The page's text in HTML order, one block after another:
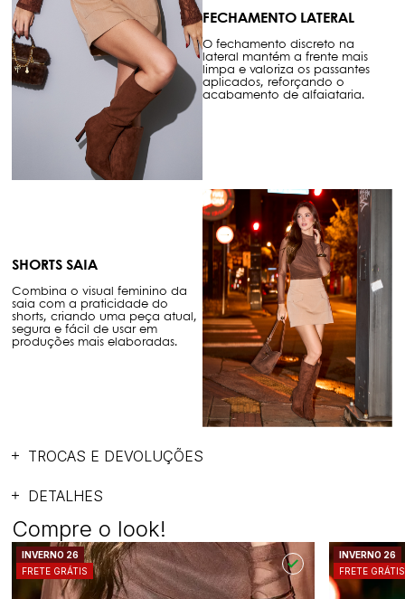
FECHAMENTO LATERAL
O fechamento discreto na
lateral mantém a frente mais
limpa e valoriza os passantes
aplicados, reforçando o
acabamento de alfaiataria.
SHORTS SAIA
Combina o visual feminino da
saia com a praticidade do
shorts, criando uma peça atual,
segura e fácil de usar em
produções mais elaboradas.
TROCAS E DEVOLUÇÕES
DETALHES
Compre o look!
FRETE GRÁTIS
INVERNO 26
FRETE GRÁTIS
INVERNO 26